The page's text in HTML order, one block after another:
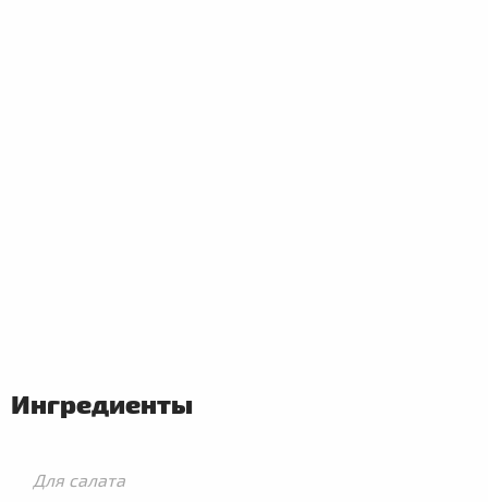
ПЕРВЫЕ
Ингредиенты
Для салата